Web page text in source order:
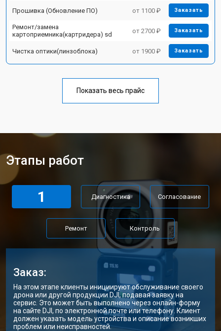
Прошивка (Обновление ПО) от 1100 ₽ Заказать
Ремонт/замена
картоприемника(картридера) sd
от 2700 ₽ Заказать
Чистка оптики(линзоблока) от 1900 ₽ Заказать
Показать весь прайс
Этапы работ
1 Диагностика Согласование
Ремонт Контроль
Заказ:
На этом этапе клиенты инициируют обслуживание своего
дрона или другой продукции DJI, подавая заявку на
сервис. Это может быть выполнено через онлайн-форму
на сайте DJI, по электронной почте или телефону. Клиент
должен указать модель устройства и описание возникших
проблем или неисправностей.